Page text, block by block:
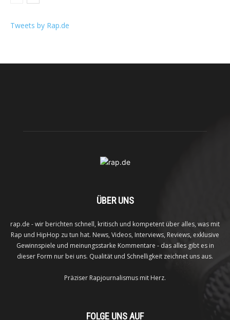
Tweets by Rap.de
ÜBER UNS
rap.de - wir berichten schnell, kritisch und kompetent über alles, was mit
Rap und HipHop zu tun hat. News, Videos, Interviews, Reviews, exklusive
Gewinnspiele und meinungsstarke Kommentare - das alles gibt es in
dieser Form nur bei uns. Qualität und Schnelligkeit zeichnet uns aus.
Präziser Rapjournalismus mit Herz.
FOLGE UNS AUF